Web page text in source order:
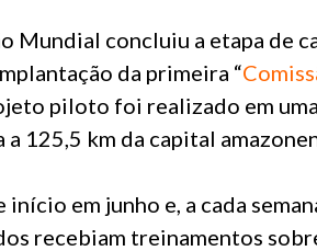
Mundial concluiu a etapa de
da primeira “
piloto foi realizado em
125,5 km da capital
em junho e, a cada
recebiam treinamentos